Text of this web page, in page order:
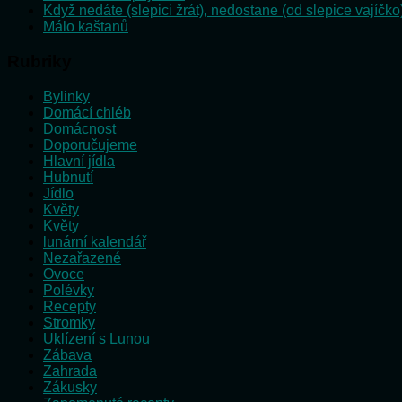
Když nedáte (slepici žrát), nedostane (od slepice
Málo kaštanů
Bylinky
Domácí chléb
Domácnost
Doporučujeme
Hlavní jídla
Hubnutí
Jídlo
Květy
Květy
lunární kalendář
Nezařazené
Ovoce
Polévky
Recepty
Stromky
Uklízení s Lunou
Zábava
Zahrada
Zákusky